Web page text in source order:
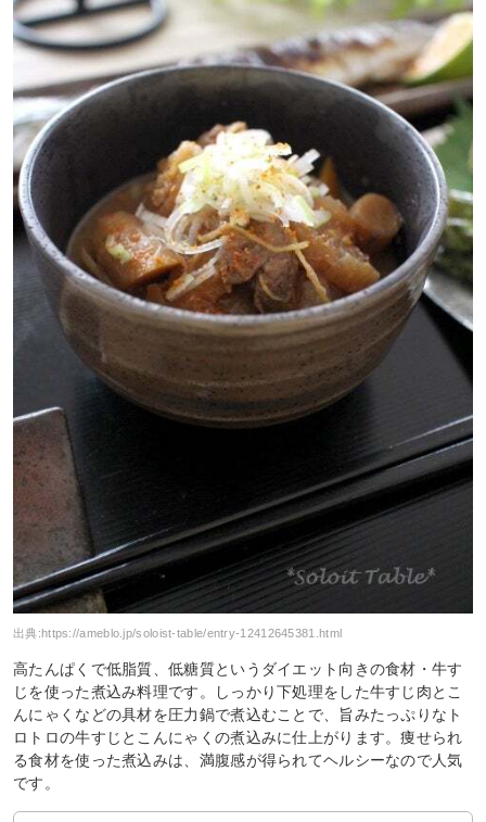
出典: https://ameblo.jp/soloist-table/entry-12412645381.html
高たんぱくで低脂質、低糖質というダイエット向きの食材・牛す
じを使った煮込み料理です。しっかり下処理をした牛すじ肉とこ
んにゃくなどの具材を圧力鍋で煮込むことで、旨みたっぷりなト
ロトロの牛すじとこんにゃくの煮込みに仕上がります。痩せられ
る食材を使った煮込みは、満腹感が得られてヘルシーなので人気
です。